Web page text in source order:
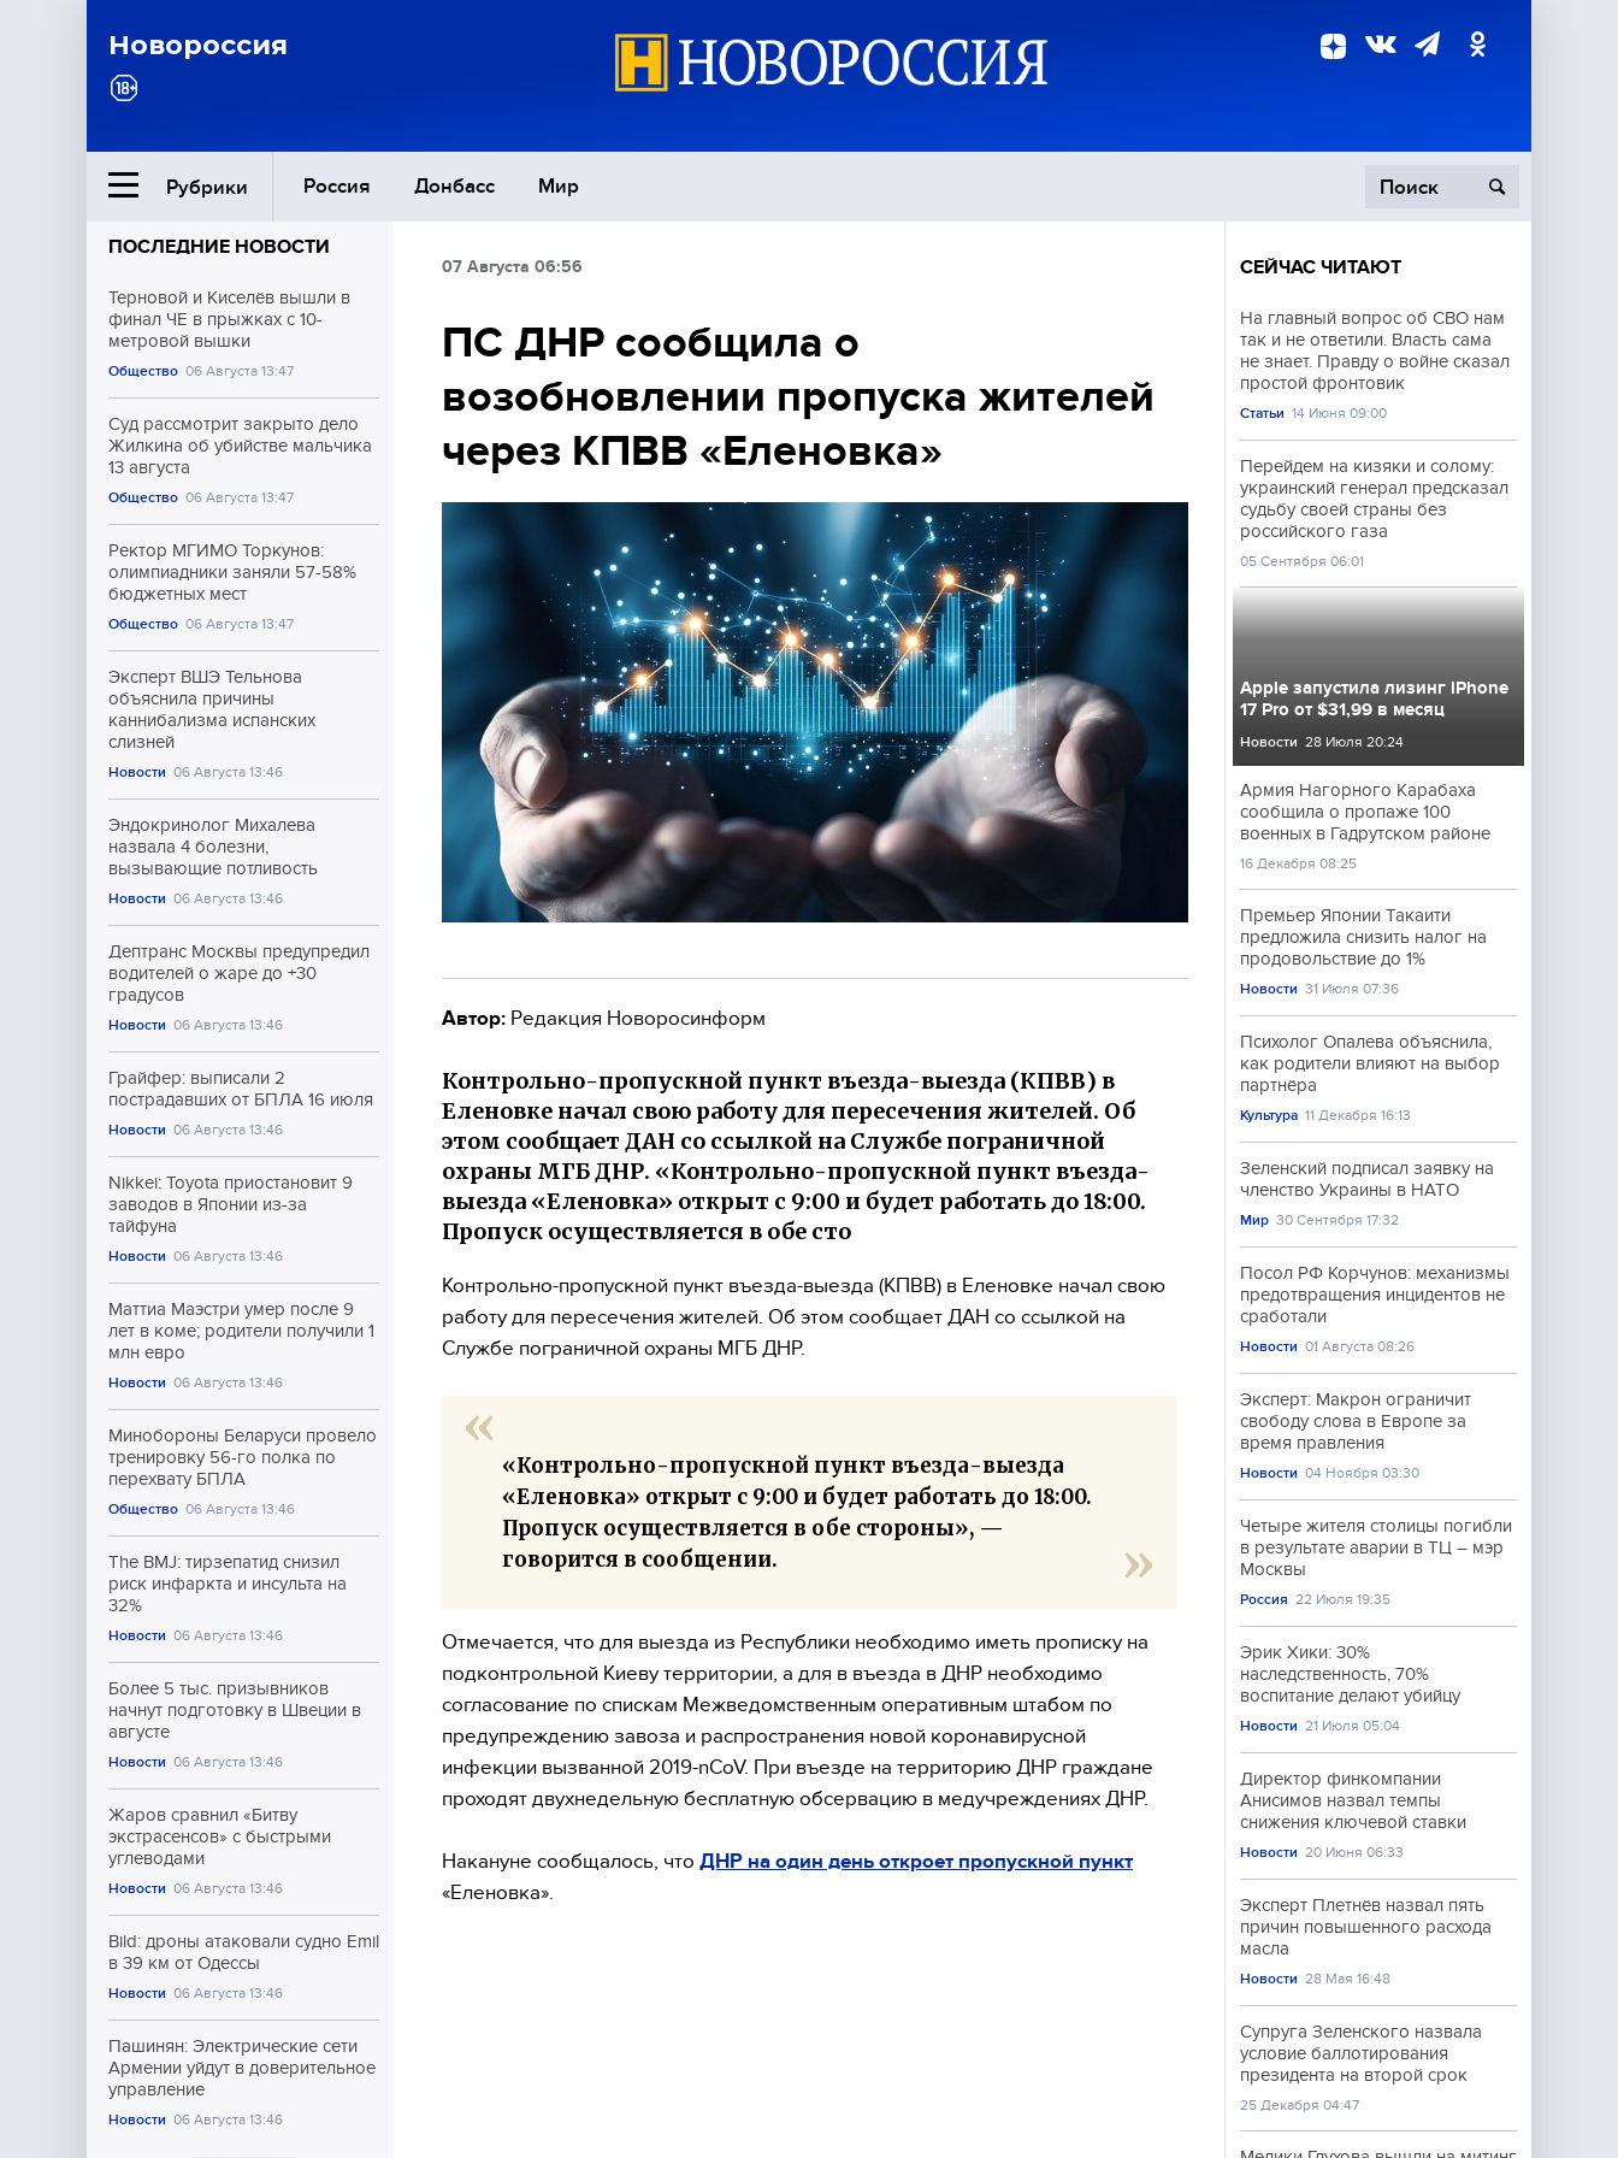
Новороссия
Рубрики Россия Донбасс Мир
Ближний Восток
Общество
Экономика
Происшествия
Культура
Спорт
ПОСЛЕДНИЕ НОВОСТИ
Терновой и Киселёв вышли в
финал ЧЕ в прыжках с 10-
метровой вышки
Общество 06 Августа 13:47
Суд рассмотрит закрыто дело
Жилкина об убийстве мальчика
13 августа
Общество 06 Августа 13:47
Ректор МГИМО Торкунов:
олимпиадники заняли 57-58%
бюджетных мест
Общество 06 Августа 13:47
Эксперт ВШЭ Тельнова
объяснила причины
каннибализма испанских
слизней
Новости 06 Августа 13:46
Эндокринолог Михалева
назвала 4 болезни,
вызывающие потливость
Новости 06 Августа 13:46
Дептранс Москвы предупредил
водителей о жаре до +30
градусов
Новости 06 Августа 13:46
Грайфер: выписали 2
пострадавших от БПЛА 16 июля
Новости 06 Августа 13:46
Nikkei: Toyota приостановит 9
заводов в Японии из-за
тайфуна
Новости 06 Августа 13:46
Маттиа Маэстри умер после 9
лет в коме; родители получили 1
млн евро
Новости 06 Августа 13:46
Минобороны Беларуси провело
тренировку 56-го полка по
перехвату БПЛА
Общество 06 Августа 13:46
The BMJ: тирзепатид снизил
риск инфаркта и инсульта на
32%
Новости 06 Августа 13:46
Более 5 тыс. призывников
начнут подготовку в Швеции в
августе
Новости 06 Августа 13:46
Жаров сравнил «Битву
экстрасенсов» с быстрыми
углеводами
Новости 06 Августа 13:46
Bild: дроны атаковали судно Emil
в 39 км от Одессы
Новости 06 Августа 13:46
Пашинян: Электрические сети
Армении уйдут в доверительное
управление
Новости 06 Августа 13:46
07 Августа 06:56
ПС ДНР сообщила о
возобновлении пропуска жителей
через КПВВ «Еленовка»
Автор: Редакция Новоросинформ
Контрольно-пропускной пункт въезда-выезда (КПВВ) в
Еленовке начал свою работу для пересечения жителей. Об
этом сообщает ДАН со ссылкой на Службе пограничной
охраны МГБ ДНР. «Контрольно-пропускной пункт въезда-
выезда «Еленовка» открыт с 9:00 и будет работать до 18:00.
Пропуск осуществляется в обе сто
Контрольно-пропускной пункт въезда-выезда (КПВВ) в Еленовке начал свою
работу для пересечения жителей. Об этом сообщает ДАН со ссылкой на
Службе пограничной охраны МГБ ДНР.
«Контрольно-пропускной пункт въезда-выезда
«Еленовка» открыт с 9:00 и будет работать до 18:00.
Пропуск осуществляется в обе стороны», —
говорится в сообщении.
Отмечается, что для выезда из Республики необходимо иметь прописку на
подконтрольной Киеву территории, а для в въезда в ДНР необходимо
согласование по спискам Межведомственным оперативным штабом по
предупреждению завоза и распространения новой коронавирусной
инфекции вызванной 2019-nCoV. При въезде на территорию ДНР граждане
проходят двухнедельную бесплатную обсервацию в медучреждениях ДНР.
Накануне сообщалось, что ДНР на один день откроет пропускной пункт
«Еленовка».
СЕЙЧАС ЧИТАЮТ
На главный вопрос об СВО нам
так и не ответили. Власть сама
не знает. Правду о войне сказал
простой фронтовик
Статьи 14 Июня 09:00
Перейдем на кизяки и солому:
украинский генерал предсказал
судьбу своей страны без
российского газа
05 Сентября 06:01
Apple запустила лизинг iPhone
17 Pro от $31,99 в месяц
Новости 28 Июля 20:24
Армия Нагорного Карабаха
сообщила о пропаже 100
военных в Гадрутском районе
16 Декабря 08:25
Премьер Японии Такаити
предложила снизить налог на
продовольствие до 1%
Новости 31 Июля 07:36
Психолог Опалева объяснила,
как родители влияют на выбор
партнёра
Культура 11 Декабря 16:13
Зеленский подписал заявку на
членство Украины в НАТО
Мир 30 Сентября 17:32
Посол РФ Корчунов: механизмы
предотвращения инцидентов не
сработали
Новости 01 Августа 08:26
Эксперт: Макрон ограничит
свободу слова в Европе за
время правления
Новости 04 Ноября 03:30
Четыре жителя столицы погибли
в результате аварии в ТЦ – мэр
Москвы
Россия 22 Июля 19:35
Эрик Хики: 30%
наследственность, 70%
воспитание делают убийцу
Новости 21 Июля 05:04
Директор финкомпании
Анисимов назвал темпы
снижения ключевой ставки
Новости 20 Июня 06:33
Эксперт Плетнёв назвал пять
причин повышенного расхода
масла
Новости 28 Мая 16:48
Супруга Зеленского назвала
условие баллотирования
президента на второй срок
25 Декабря 04:47